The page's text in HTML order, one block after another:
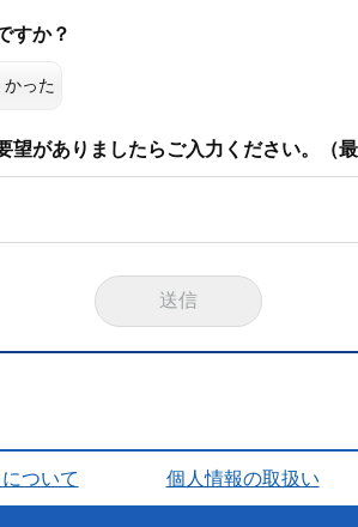
すか？
かった
望がありましたらご入力ください。（最
ついて 個人情報の取扱い